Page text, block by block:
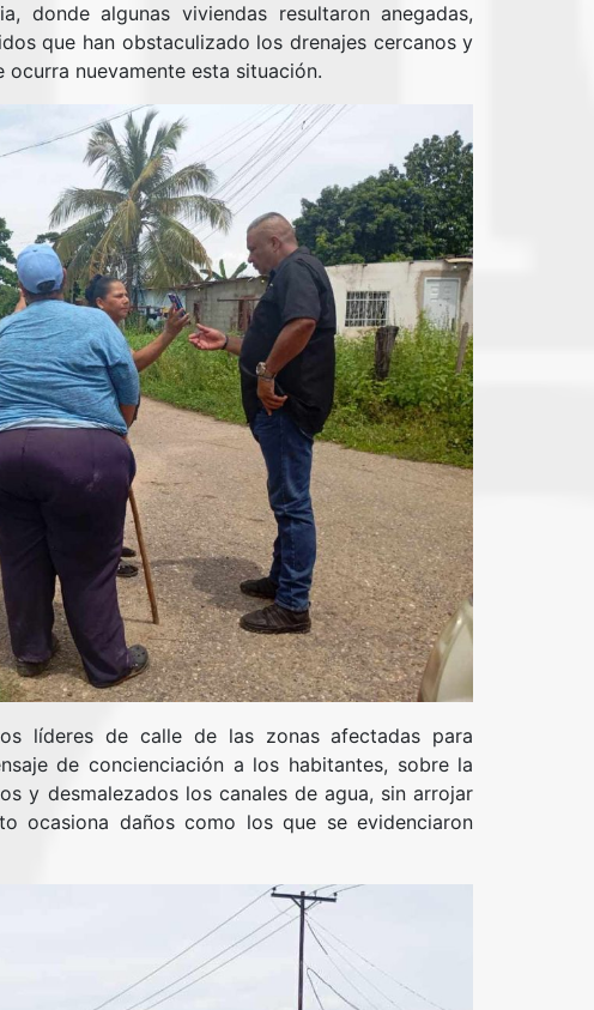
donde algunas viviendas resultaron anegadas,
que han obstaculizado los drenajes cercanos y
nuevamente esta situación.
líderes de calle de las zonas afectadas para
de concienciación a los habitantes, sobre la
y desmalezados los canales de agua, sin arrojar
ocasiona daños como los que se evidenciaron